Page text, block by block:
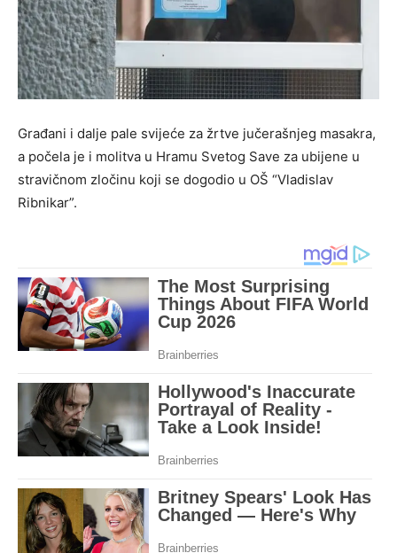
Građani i dalje pale svijeće za žrtve jučerašnjeg masakra,
a počela je i molitva u Hramu Svetog Save za ubijene u
stravičnom zločinu koji se dogodio u OŠ “Vladislav
Ribnikar”.